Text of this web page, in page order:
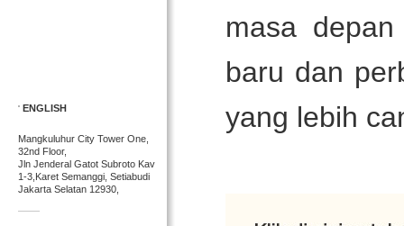
masa
baru dan
yang lebih
ENGLISH
Mangkuluhur City Tower One,
32nd Floor,
Jln Jenderal Gatot Subroto Kav
1-3,Karet Semanggi, Setiabudi
Jakarta Selatan 12930,